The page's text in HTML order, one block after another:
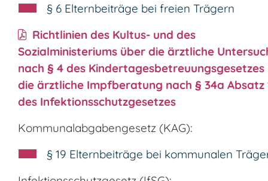
§ 6 Elternbeiträge bei freien Trägern
Richtlinien des Kultus- und des
Sozialministeriums über die ärztliche
nach § 4 des Kindertagesbetreuungsgesetzes
die ärztliche Impfberatung nach § 34a Absatz
des Infektionsschutzgesetzes
Kommunalabgabengesetz (KAG):
§ 19 Elternbeiträge bei kommunalen